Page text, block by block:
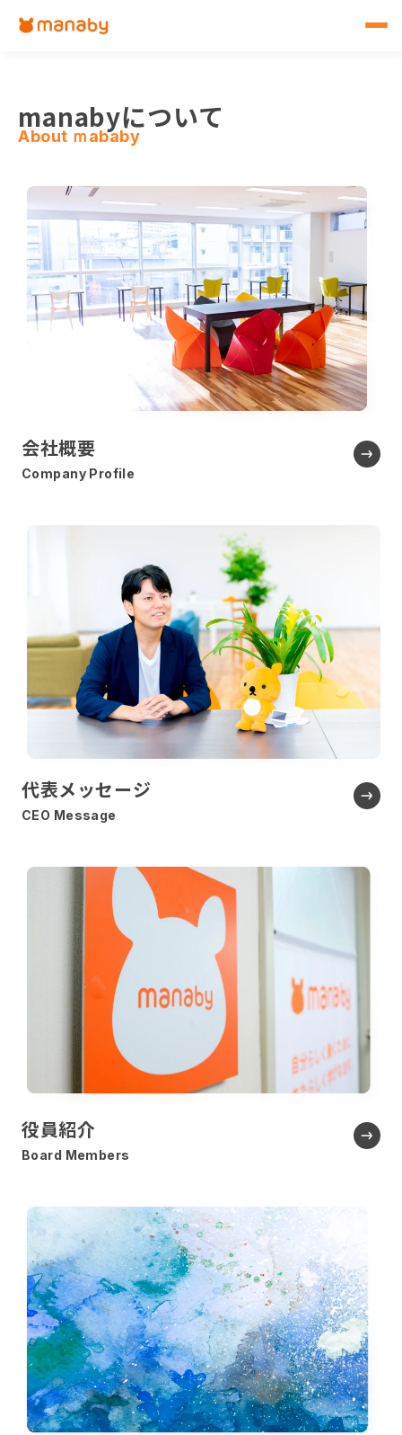
manabyについて
About ｍababy
会社概要
Company Profile
代表メッセージ
CEO Message
役員紹介
Board Members